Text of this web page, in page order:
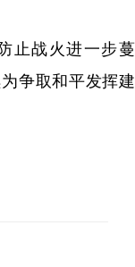
止战火进一步蔓
争取和平发挥建